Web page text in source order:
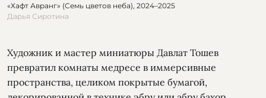
«Хафт Авранг» (Семь цветов неба), 2024–2025
Дарья Сиротина
Художник и мастер миниатюры Давлат Тошев
превратил комнаты медресе в иммерсивные
пространства, целиком покрытые бумагой,